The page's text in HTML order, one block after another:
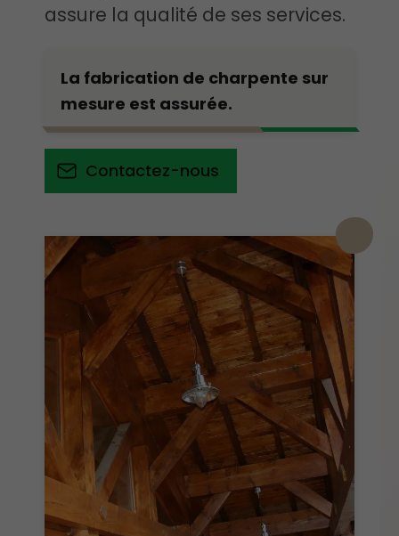
assure la qualité de ses services.
La fabrication de charpente sur
mesure est assurée.
Contactez-nous